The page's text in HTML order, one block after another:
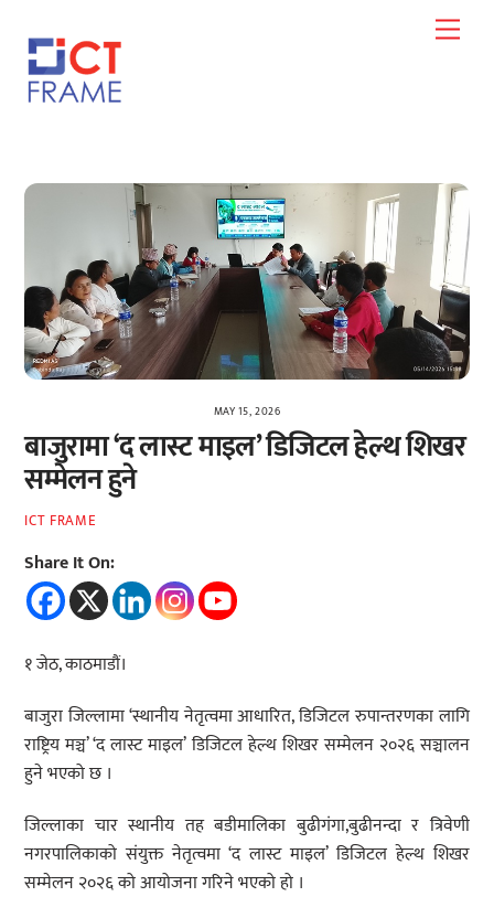
content
MAY 15, 2026
बाजुरामा ‘द लास्ट माइल’ डिजिटल हेल्थ शिखर
सम्मेलन हुने
ICT FRAME
Share It On:
१ जेठ, काठमाडौं।
बाजुरा जिल्लामा ‘स्थानीय नेतृत्वमा आधारित, डिजिटल रुपान्तरणका लागि
राष्ट्रिय मञ्च’ ‘द लास्ट माइल’ डिजिटल हेल्थ शिखर सम्मेलन २०२६ सञ्चालन
हुने भएको छ ।
जिल्लाका चार स्थानीय तह बडीमालिका बुढीगंगा,बुढीनन्दा र त्रिवेणी
नगरपालिकाको संयुक्त नेतृत्वमा ‘द लास्ट माइल’ डिजिटल हेल्थ शिखर
सम्मेलन २०२६ को आयोजना गरिने भएको हो ।